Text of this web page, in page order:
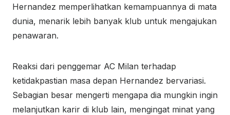
Hernandez memperlihatkan kemampuannya di mata
dunia, menarik lebih banyak klub untuk mengajukan
penawaran.
Reaksi dari penggemar AC Milan terhadap
ketidakpastian masa depan Hernandez bervariasi.
Sebagian besar mengerti mengapa dia mungkin ingin
melanjutkan karir di klub lain, mengingat minat yang